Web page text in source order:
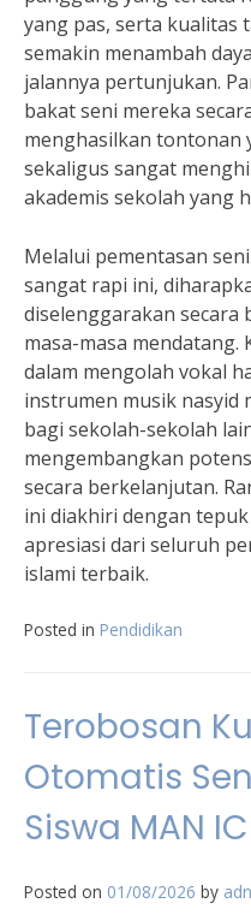
yang pas, serta kualitas
semakin menambah
jalannya pertunjukan.
bakat seni mereka
menghasilkan tontonan
sekaligus sangat
akademis sekolah yang
Melalui pementasan
sangat rapi ini,
diselenggarakan secara
masa-masa mendatang.
dalam mengolah vokal
instrumen musik nasyid
bagi sekolah-sekolah
mengembangkan
secara berkelanjutan.
ini diakhiri dengan
apresiasi dari seluruh
islami terbaik.
Posted in Pendidikan
Terobosan
Otomatis
Siswa MAN
Posted on 01/08/2026 by